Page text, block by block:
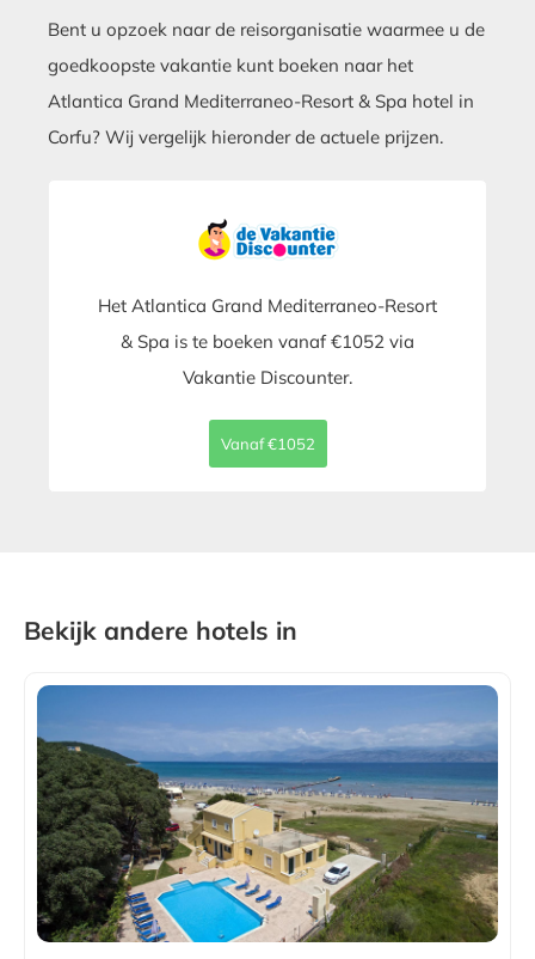
Bent u opzoek naar de reisorganisatie waarmee u de
goedkoopste vakantie kunt boeken naar het
Atlantica Grand Mediterraneo-Resort & Spa hotel in
Corfu? Wij vergelijk hieronder de actuele prijzen.
Het Atlantica Grand Mediterraneo-Resort
& Spa is te boeken vanaf €1052 via
Vakantie Discounter.
Vanaf €1052
Bekijk andere hotels in